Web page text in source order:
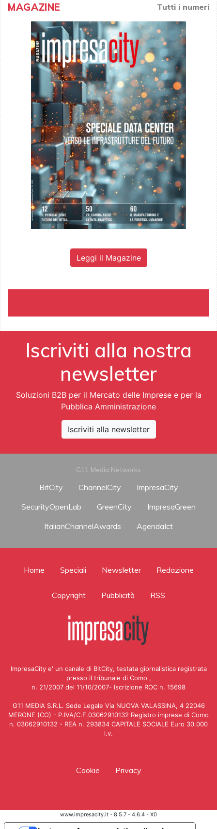
MAGAZINE Tutti i numeri
Leggi il Magazine
Iscriviti alla nostra
newsletter
Soluzioni B2B per il Mercato delle Imprese e per la
Pubblica Amministrazione
Iscriviti alla newsletter
G11 Media Networks
BitCity ChannelCity
ImpresaCity
SecurityOpenLab
GreenCity
ImpresaGreen
ItalianChannelAwards
AgendaIct
Home Speciali Newsletter Redazione
Copyright Pubblicità RSS
ImpresaCity e' un canale di BitCity, testata giornalistica registrata
presso il tribunale di Como ,
n. 21/2007 del 11/10/2007- Iscrizione ROC n. 15698
G11 MEDIA S.R.L. Sede Legale Via NUOVA VALASSINA, 4 22046
MERONE (CO) - P.IVA/C.F.03062910132 Registro imprese di Como
n. 03062910132 - REA n. 293834 CAPITALE SOCIALE Euro 30.000
i.v.
Cookie Privacy
www.impresacity.it - 8.5.7 - 4.6.4 - X0